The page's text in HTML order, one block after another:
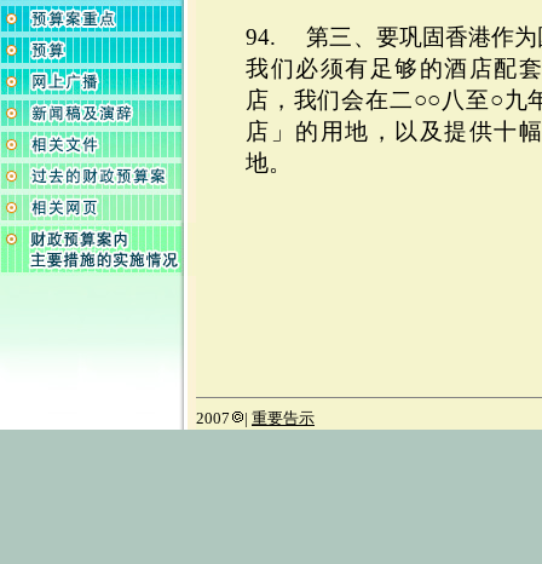
94. 第三、要巩固香港作为
我们必须有足够的酒店配
店，我们会在二○○八至○九
店」的用地，以及提供十
地。
2007 | 重要告示